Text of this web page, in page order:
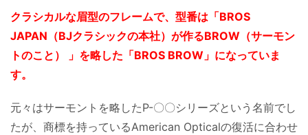
クラシカルな眉型のフレームで、型番は「BROS
JAPAN（BJクラシックの本社）が作るBROW（サーモン
トのこと） 」を略した「BROS BROW」になっていま
す。
元々はサーモントを略したP-〇〇シリーズという名前でし
たが、商標を持っているAmerican Opticalの復活に合わせ